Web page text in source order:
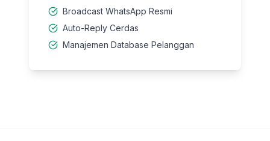
Broadcast WhatsApp Resmi
Auto-Reply Cerdas
Manajemen Database Pelanggan